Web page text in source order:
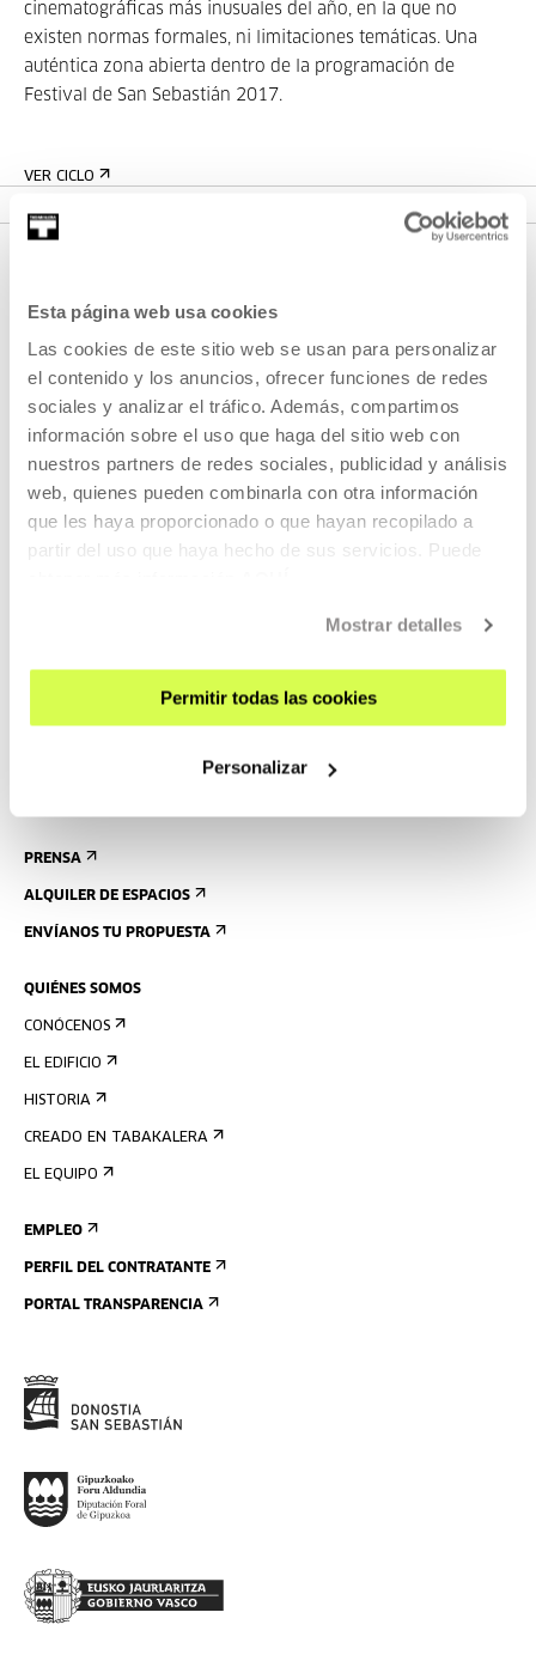
Esta página web usa cookies
Las cookies de este sitio web se usan para personalizar
el contenido y los anuncios, ofrecer funciones de redes
sociales y analizar el tráfico. Además, compartimos
información sobre el uso que haga del sitio web con
nuestros partners de redes sociales, publicidad y análisis
web, quienes pueden combinarla con otra información
que les haya proporcionado o que hayan recopilado a
partir del uso que haya hecho de sus servicios. Puede
Mostrar detalles
Permitir todas las cookies
Personalizar
cinematográficas más inusuales del año, en la que no
existen normas formales, ni limitaciones temáticas. Una
auténtica zona abierta dentro de la programación de
Festival de San Sebastián 2017.
VER CICLO
AGENDA
VISÍTANOS
ACCESIBILIDAD
PRENSA
ALQUILER DE ESPACIOS
ENVÍANOS TU PROPUESTA
QUIÉNES SOMOS
CONÓCENOS
EL EDIFICIO
HISTORIA
CREADO EN TABAKALERA
EL EQUIPO
EMPLEO
PERFIL DEL CONTRATANTE
PORTAL TRANSPARENCIA